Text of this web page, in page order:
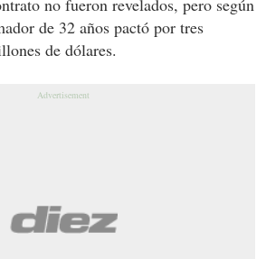
no fueron revelados, pero según
de 32 años pactó por tres
de dólares.